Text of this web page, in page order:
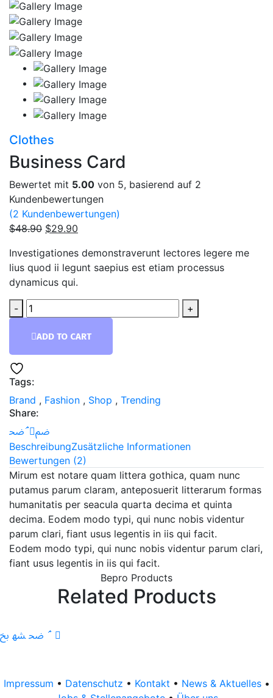
Clothes
Business Card
Bewertet mit 5.00 von 5, basierend auf 2
Kundenbewertungen
(2 Kundenbewertungen)
$48.90 Ursprünglicher
war:
$48.90
$29.90
ist:
$29.90.
Investigationes demonstraverunt lectores legere me
lius quod ii legunt saepius est etiam processus
dynamicus qui.
- +
ADD TO CART
Tags:
Brand , Fashion , Shop , Trending
Share:
BeschreibungZusätzliche Informationen
Bewertungen (2)
Mirum est notare quam littera gothica, quam nunc
putamus parum claram, anteposuerit litterarum formas
humanitatis per seacula quarta decima et quinta
decima. Eodem modo typi, qui nunc nobis videntur
parum clari, fiant usus legentis in iis qui facit.
Eodem modo typi, qui nunc nobis videntur parum clari,
fiant usus legentis in iis qui facit.
Bepro Products
Related Products
Impressum • Datenschutz • Kontakt • News & Aktuelles•